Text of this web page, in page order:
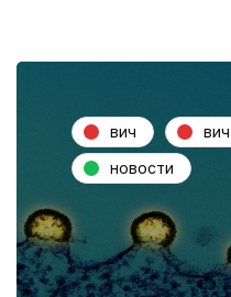
вич вич
новости